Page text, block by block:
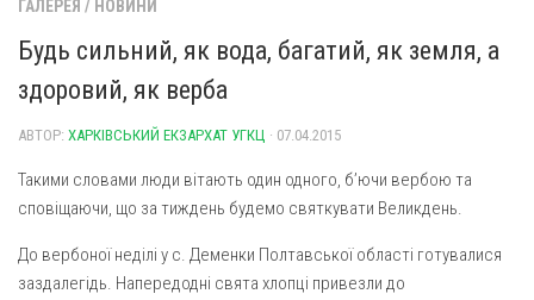
Парохії Харківської області
Парафія св. Миколая Чудотворця (м. Харків)
Свято-Дмитрівська парафія (м. Харків)
Пресвятої Трійці (м. Харків)
Свято-Покровський монастир отців Василіян (смт.
Покотилівка)
Покрови Пресвятої Богородиці (с. Вільча)
Інтерв’ю
Думка
Бібліотека
Християнські фільми
Духовна музика
Надруковані числа
ГАЛЕРЕЯ / НОВИНИ
Будь сильний, як вода, багатий, як земля, а
здоровий, як верба
АВТОР: ХАРКІВСЬКИЙ ЕКЗАРХАТ УГКЦ · 07.04.2015
Такими словами люди вітають один одного, б’ючи вербою та
сповіщаючи, що за тиждень будемо святкувати Великдень.
До вербоної неділі у с. Деменки Полтавської області готувалися
заздалегідь. Напередодні свята хлопці привезли до